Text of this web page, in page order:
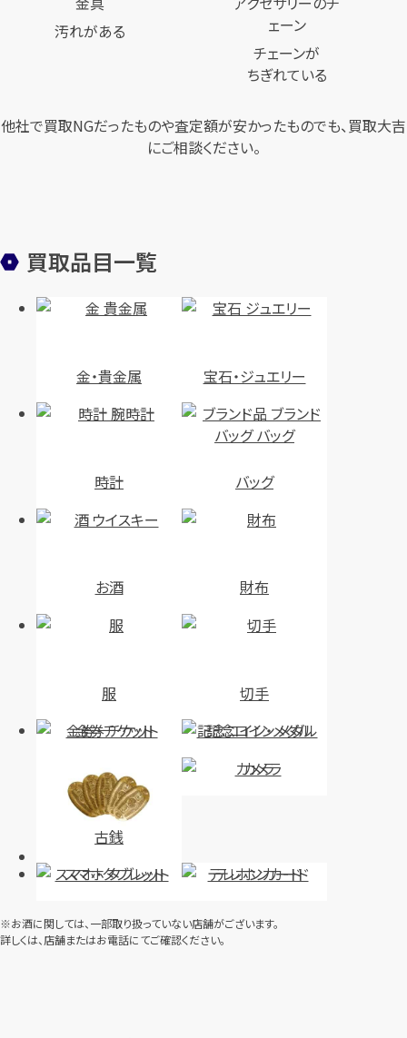
汚れがある
チェーンが
ちぎれている
他社で買取NGだったものや査定額が安かったものでも、買取大吉
にご相談ください。
買取品目一覧
金・貴金属 宝石・ジュエリー
時計 バッグ
お酒 財布
服
切手
金券・チケット
記念コイン・メダル
古銭
カメラ
スマホ・タブレット テレホンカード
※お酒に関しては、一部取り扱っていない店舗がございます。
詳しくは、店舗またはお電話にてご確認ください。